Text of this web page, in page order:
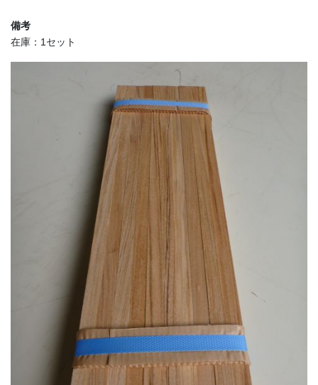
備考
在庫：1セット